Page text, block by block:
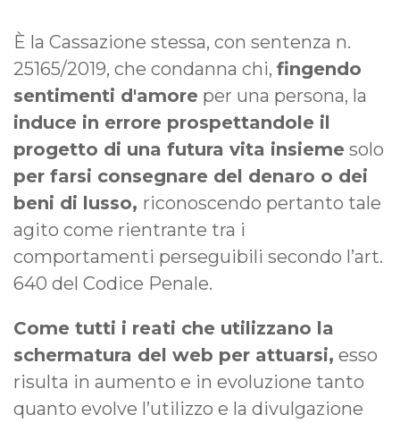
È la Cassazione stessa, con sentenza n.
25165/2019, che condanna chi, fingendo
sentimenti d'amore per una persona, la
induce in errore prospettandole il
progetto di una futura vita insieme solo
per farsi consegnare del denaro o dei
beni di lusso, riconoscendo pertanto tale
agito come rientrante tra i
comportamenti perseguibili secondo l’art.
640 del Codice Penale.
Come tutti i reati che utilizzano la
schermatura del web per attuarsi, esso
risulta in aumento e in evoluzione tanto
quanto evolve l’utilizzo e la divulgazione